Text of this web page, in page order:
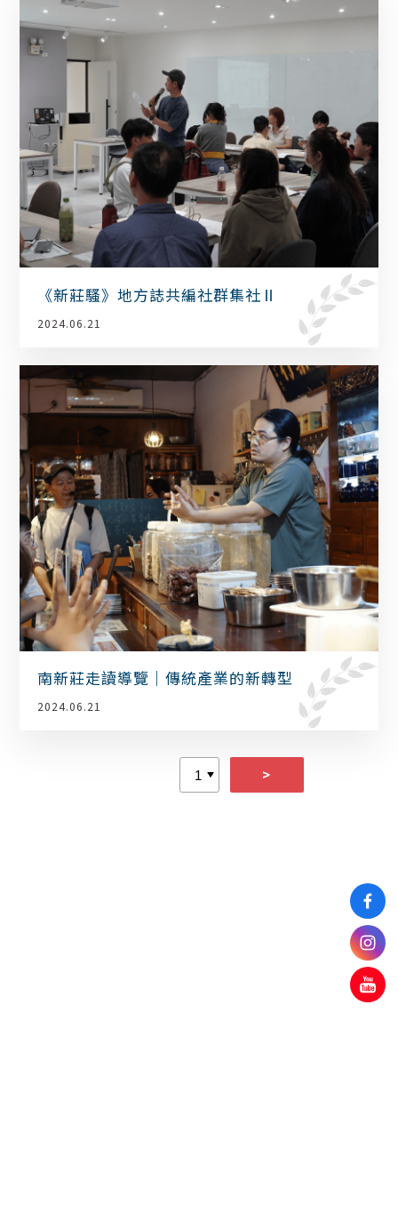
《新莊騷》地方誌共編社群集社Ⅱ
2024.06.21
南新莊走讀導覽｜傳統產業的新轉型
2024.06.21
>